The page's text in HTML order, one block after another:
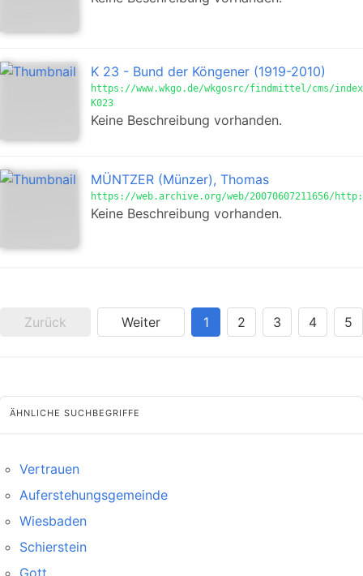
K 23 - Bund der Köngener (1919-2010)
https://www.wkgo.de/wkgosrc/findmittel/cms/
K023
Keine Beschreibung vorhanden.
MÜNTZER (Münzer), Thomas
https://web.archive.org/web/20070607211656/
Keine Beschreibung vorhanden.
Zurück Weiter 1 2 3 4 5
ÄHNLICHE SUCHBEGRIFFE
Vertrauen
Auferstehungsgemeinde
Wiesbaden
Schierstein
Gott